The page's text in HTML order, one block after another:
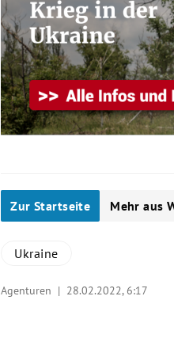
Zur Startseite Mehr aus
Ukraine
Agenturen | 28.02.2022, 6:17